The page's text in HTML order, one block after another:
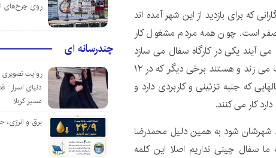
که برای بازدید از این شهر آمده اند
است. چون همه مردم مشغول کار
آیند یکی در کارگاه سفال می سازد
دیگری آن را در کوره می گذارد و آن یکی نقش لعاب می زند و هستند برخی دیگر که در ۱۲
که جنبه تزئینی و کاربردی دارد و
شهرشان شود به همین دلیل محمدرضا
سفال چینی نداریم اصلا این کلمه
روی چرخ‌های
چندرسانه ای
روایت تصویری
دنیای اسرار :
مسیر کربلا
برق و انرژی،